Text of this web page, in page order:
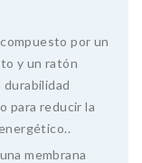
por un
y un ratón
durabilidad
para reducir la
membrana